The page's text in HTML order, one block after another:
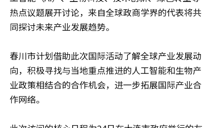
热点议题展开讨论，来自全球政商学界的代表将共
同探讨未来产业发展趋势。
春川市计划借助此次国际活动了解全球产业发展动
向，积极寻找与当地重点推进的人工智能和生物产
业政策相结合的合作机会，进一步拓展国际产业合
作网络。